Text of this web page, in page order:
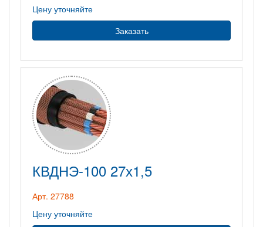
Цену уточняйте
Заказать
КВДНЭ-100 27х1,5
Арт. 27788
Цену уточняйте